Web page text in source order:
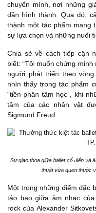
chuyển mình, nơi những
dần hình thành. Qua đó,
thành một tác phẩm mang
sự lựa chọn và những nuối
Chia sẻ về cách tiếp cận
biết: “Tôi muốn chứng
người phát triển theo
nhìn thấy trong tác phẩm
“tiền phân tâm học”, khi
tâm của các nhân vật
Sigmund Freud.
Sự giao thoa giữa ballet cổ điển và
thuật vừa quen thuộc
Một trong những điểm đặc
táo bạo giữa âm nhạc
rock của Alexander